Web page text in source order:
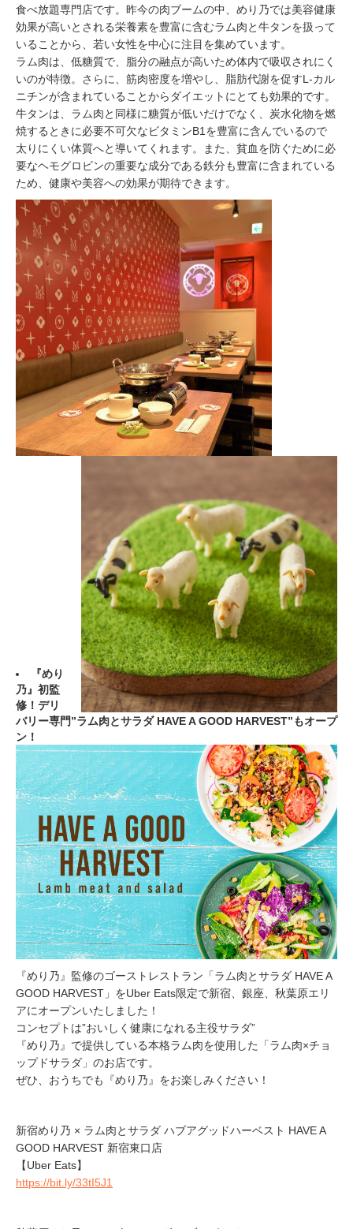
食べ放題専門店です。昨今の肉ブームの中、めり乃では美容健康
効果が高いとされる栄養素を豊富に含むラム肉と牛タンを扱って
いることから、若い女性を中心に注目を集めています。
ラム肉は、低糖質で、脂分の融点が高いため体内で吸収されにく
いのが特徴。さらに、筋肉密度を増やし、脂肪代謝を促すL-カル
ニチンが含まれていることからダイエットにとても効果的です。
牛タンは、ラム肉と同様に糖質が低いだけでなく、炭水化物を燃
焼するときに必要不可欠なビタミンB1を豊富に含んでいるので
太りにくい体質へと導いてくれます。また、貧血を防ぐために必
要なヘモグロビンの重要な成分である鉄分も豊富に含まれている
ため、健康や美容への効果が期待できます。
『めり
乃』初監
修！デリ
バリー専門”ラム肉とサラダ HAVE A GOOD HARVEST”もオープ
ン！
『めり乃』監修のゴーストレストラン「ラム肉とサラダ HAVE A
GOOD HARVEST」をUber Eats限定で新宿、銀座、秋葉原エリ
アにオープンいたしました！
コンセプトは”おいしく健康になれる主役サラダ”
『めり乃』で提供している本格ラム肉を使用した「ラム肉×チョ
ップドサラダ」のお店です。
ぜひ、おうちでも『めり乃』をお楽しみください！
新宿めり乃 × ラム肉とサラダ ハブアグッドハーベスト HAVE A
GOOD HARVEST 新宿東口店
【Uber Eats】
https://bit.ly/33tI5J1